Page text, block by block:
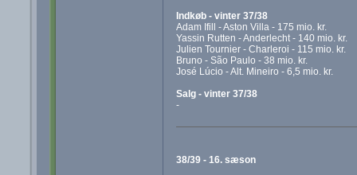
Indkøb - vinter 37/38
Adam Ifill - Aston Villa - 175 mio. kr.
Yassin Rutten - Anderlecht - 140 mio. kr.
Julien Tournier - Charleroi - 115 mio. kr.
Bruno - São Paulo - 38 mio. kr.
José Lúcio - Alt. Mineiro - 6,5 mio. kr.
Salg - vinter 37/38
-
38/39 - 16. sæson